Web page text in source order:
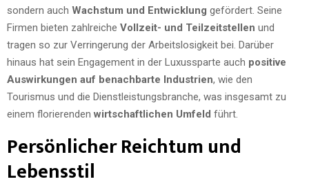
sondern auch Wachstum und Entwicklung gefördert. Seine
Firmen bieten zahlreiche Vollzeit- und Teilzeitstellen und
tragen so zur Verringerung der Arbeitslosigkeit bei. Darüber
hinaus hat sein Engagement in der Luxussparte auch positive
Auswirkungen auf benachbarte Industrien, wie den
Tourismus und die Dienstleistungsbranche, was insgesamt zu
einem florierenden wirtschaftlichen Umfeld führt.
Persönlicher Reichtum und
Lebensstil